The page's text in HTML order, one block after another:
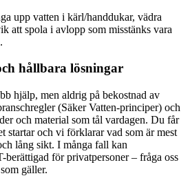
upp vatten i kärl/handdukar, vädra
att spola i avlopp som misstänks vara
hållbara lösningar
hjälp, men aldrig på bekostnad av
(Säker Vatten-principer) och
och material som tål vardagen. Du får
startar och vi förklarar vad som är mest
lång sikt. I många fall kan
berättigad för privatpersoner – fråga oss
gäller.